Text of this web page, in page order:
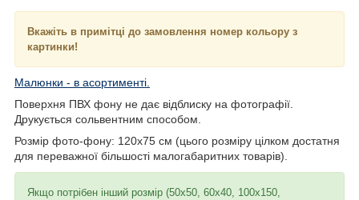
Вкажіть в примітці до замовлення номер кольору з
картинки!
Малюнки - в асортименті.
Поверхня ПВХ фону не дає відблиску на фотографії.
Друкується сольвентним способом.
Розмір фото-фону: 120х75 см (цього розміру цілком достатня
для переважної більшості малогабаритних товарів).
Якщо потрібен інший розмір (50х50, 60х40, 100х150,